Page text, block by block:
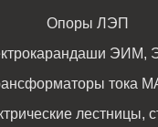
Опоры ЛЭП
ЭИМ,
тока
лестницы,